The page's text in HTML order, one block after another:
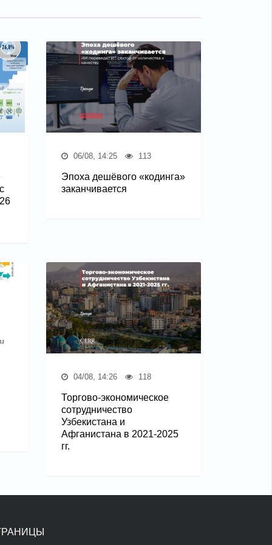
06/08, 14:25 113
Эпоха дешёвого «кодинга»
заканчивается
04/08, 14:26 118
Торгово-экономическое
сотрудничество
Узбекистана и
Афганистана в 2021-2025
гг.